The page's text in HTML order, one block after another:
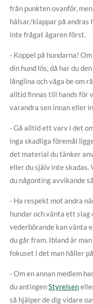
från punkten ovanför,
hälsar/klappar på andras
inte frågat ägaren först.
- Koppel på hundarna!
din hund lös, då har du
långlina och våga be om
alltid finnas till hands för
varandra sen innan eller
- Gå alltid ett varv i det
inga skadliga föremål
det material du tänker
eller du själv inte skadas.
du någonting avvikande
- Ha respekt mot andra
hundar och vänta ett
vederbörande kan vänta
du går fram. Ibland är
fokuset i det man håller
- Om en annan medlem
du antingenStyrelsen
så hjälper de dig vidare